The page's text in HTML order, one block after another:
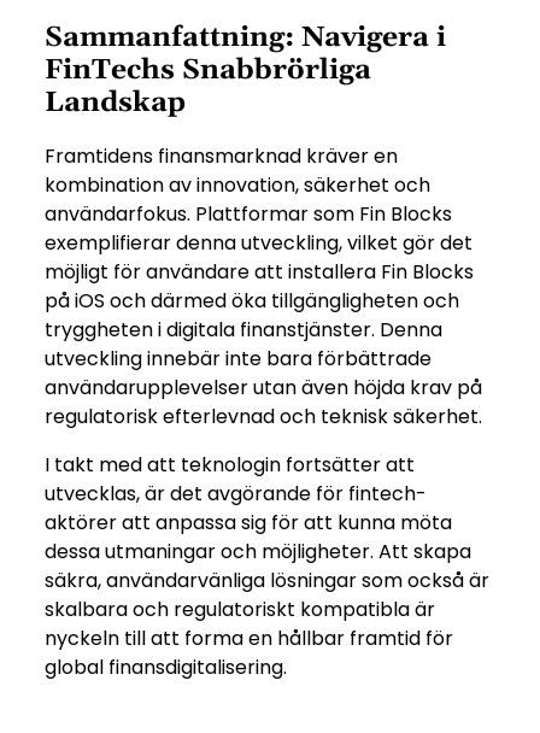
Sammanfattning: Navigera i
FinTechs Snabbrörliga
Landskap
Framtidens finansmarknad kräver en
kombination av innovation, säkerhet och
användarfokus. Plattformar som Fin Blocks
exemplifierar denna utveckling, vilket gör det
möjligt för användare att installera Fin Blocks
på iOS och därmed öka tillgängligheten och
tryggheten i digitala finanstjänster. Denna
utveckling innebär inte bara förbättrade
användarupplevelser utan även höjda krav på
regulatorisk efterlevnad och teknisk säkerhet.
I takt med att teknologin fortsätter att
utvecklas, är det avgörande för fintech-
aktörer att anpassa sig för att kunna möta
dessa utmaningar och möjligheter. Att skapa
säkra, användarvänliga lösningar som också är
skalbara och regulatoriskt kompatibla är
nyckeln till att forma en hållbar framtid för
global finansdigitalisering.